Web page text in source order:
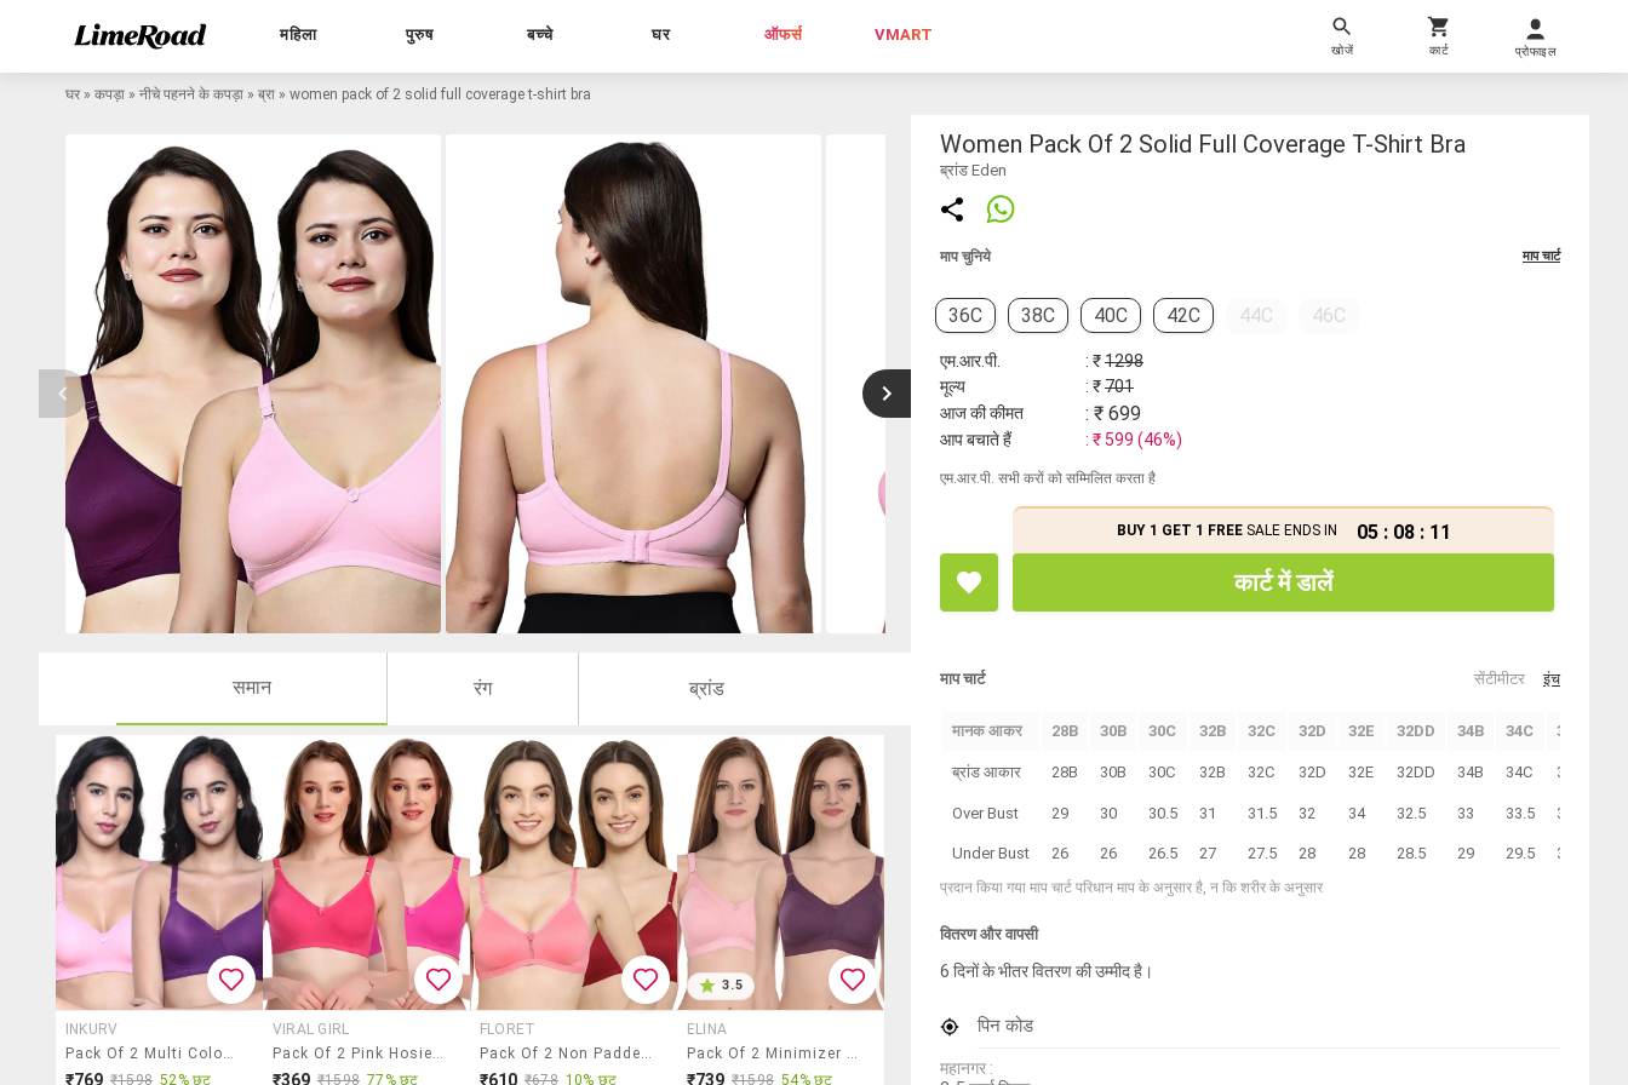
महिला पुरुष बच्चे घर ऑफर्स VMART
खोजें कार्ट प्रोफाइल
घर » कपड़ा » नीचे पहनने के कपड़ा » ब्रा » women pack of 2 solid full coverage t-shirt bra
समान रंग ब्रांड
INKURV
Pack Of 2 Multi Colored Nylon Bra
₹769 ₹1598 52% छूट
VIRAL GIRL
Pack Of 2 Pink Hosiery T-Shirt Bra
₹369 ₹1598 77% छूट
FLORET
Pack Of 2 Non Padded Regular Bra
₹610 ₹678 10% छूट
3.5
ELINA
Pack Of 2 Minimizer Bras
₹739 ₹1598 54% छूट
Women Pack Of 2 Solid Full Coverage T-Shirt Bra
ब्रांड Eden
माप चुनिये माप चार्ट
36C 38C 40C 42C 44C 46C
एम.आर.पी. : ₹1298
मूल्य
: ₹701
आज की कीमत
: ₹ 699
आप बचाते हैं : ₹ 599 (46%)
एम.आर.पी. सभी करों को सम्मिलित करता है
BUY 1 GET 1 FREESALE ENDS IN 05 : 08 : 11
कार्ट में डालें
माप चार्ट सेंटीमीटर इंच
मानक आकर 28B 30B 30C 32B 32C 32D 32E 32DD 34B 34C 34D
ब्रांड आकार 28B 30B 30C 32B 32C 32D 32E 32DD 34B 34C 34D
Over Bust 29 30 30.5 31 31.5 32 34 32.5 33 33.5 34
Under Bust 26 26 26.5 27 27.5 28 28 28.5 29 29.5 30
प्रदान किया गया माप चार्ट परिधान माप के अनुसार है, न कि शरीर के अनुसार
वितरण और वापसी
6 दिनों के भीतर वितरण की उम्मीद है।
पिन कोड
महानगर :